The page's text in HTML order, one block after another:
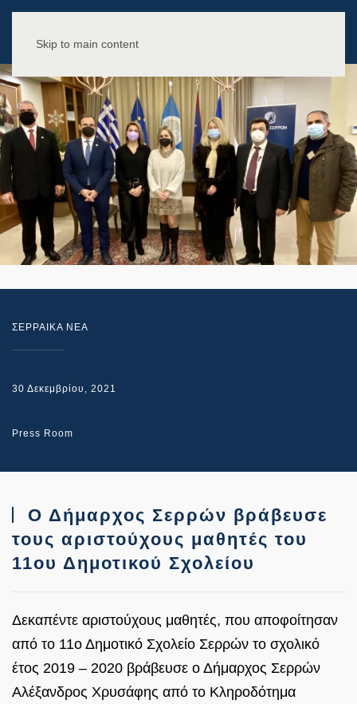
Skip to main content
ΣΕΡΡΑΙΚΑ ΝΕΑ
30 Δεκεμβρίου, 2021
Press Room
Ο Δήμαρχος Σερρών βράβευσε
τους αριστούχους μαθητές του
11ου Δημοτικού Σχολείου
Δεκαπέντε αριστούχους μαθητές, που αποφοίτησαν
από το 11ο Δημοτικό Σχολείο Σερρών το σχολικό
έτος 2019 – 2020 βράβευσε ο Δήμαρχος Σερρών
Αλέξανδρος Χρυσάφης από το Κληροδότημα